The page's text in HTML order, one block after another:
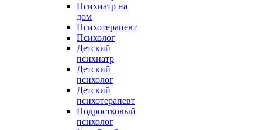
Психиатр на
дом
Психотерапевт
Психолог
Детский
психиатр
Детский
психолог
Детский
психотерапевт
Подростковый
психолог